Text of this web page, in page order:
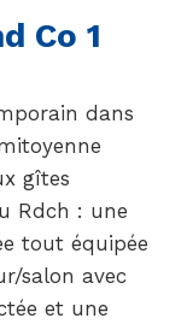
Co 1
dans
gîtes
Rdch : une
tout équipée
salon avec
et une